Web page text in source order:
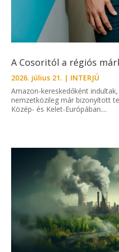
A Cosoritól a régiós
2026. július 21. | INTERJÚ
Amazon-kereskedőként
nemzetközileg már bizonyított
Közép- és Kelet-Európában....